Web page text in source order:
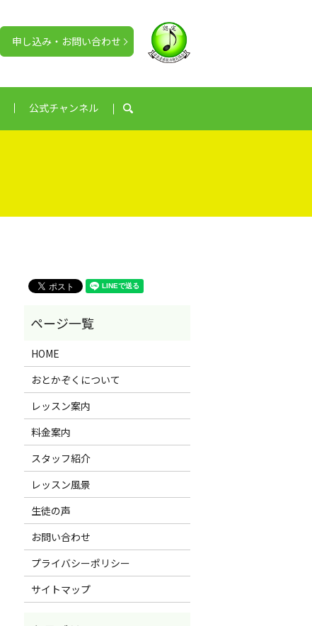
公式チャンネル search
申し込み・お問い合わせ
HOME
おとかぞくについて
レッスン案内
料金案内
スタッフ紹介
レッスン風景
生徒の声
お問い合わせ
プライバシーポリシー
サイトマップ